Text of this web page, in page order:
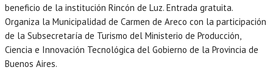
beneficio de la institución Rincón de Luz. Entrada gratuita.
Organiza la Municipalidad de Carmen de Areco con la participación
de la Subsecretaría de Turismo del Ministerio de Producción,
Ciencia e Innovación Tecnológica del Gobierno de la Provincia de
Buenos Aires.